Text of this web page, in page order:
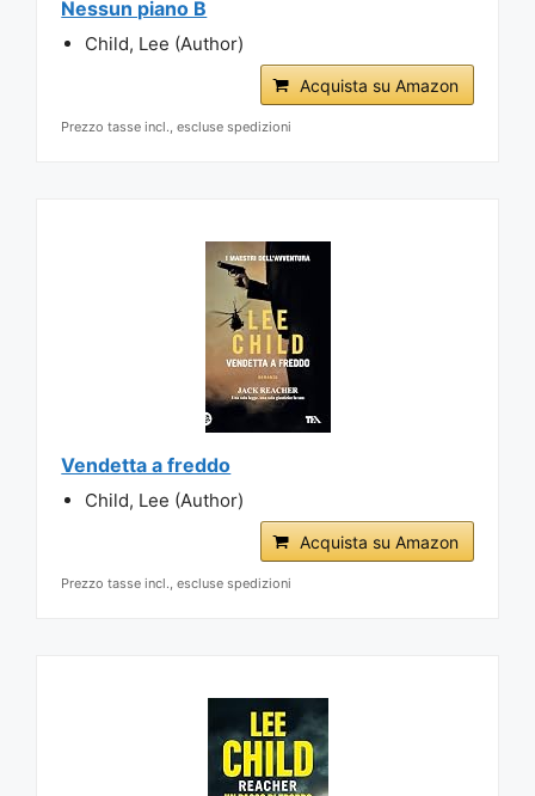
Nessun piano B
Child, Lee (Author)
Acquista su Amazon
Prezzo tasse incl., escluse spedizioni
Vendetta a freddo
Child, Lee (Author)
Acquista su Amazon
Prezzo tasse incl., escluse spedizioni